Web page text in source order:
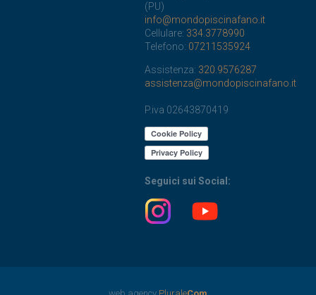
(PU)
info@mondopiscinafano.it
Cellulare: 334.3778990
Telefono: 07211535924
Assistenza: 320.9576287
assistenza@mondopiscinafano.it
P.iva 02643870419
Seguici sui Social: